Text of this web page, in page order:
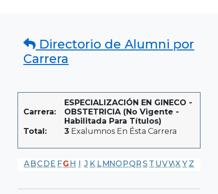
Directorio de Alumni por
Carrera
Carrera:
ESPECIALIZACIÓN EN GINECO -
OBSTETRICIA (No Vigente -
Habilitada Para Títulos)
Total:
3 Exalumnos En Ésta Carrera
A BC DE FG H I J K LMNO PQR S T UVWX Y Z